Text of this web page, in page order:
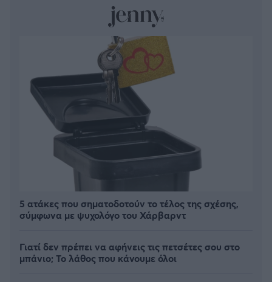
5 ατάκες που σηματοδοτούν το τέλος της σχέσης,
σύμφωνα με ψυχολόγο του Χάρβαρντ
Γιατί δεν πρέπει να αφήνεις τις πετσέτες σου στο
μπάνιο; Το λάθος που κάνουμε όλοι